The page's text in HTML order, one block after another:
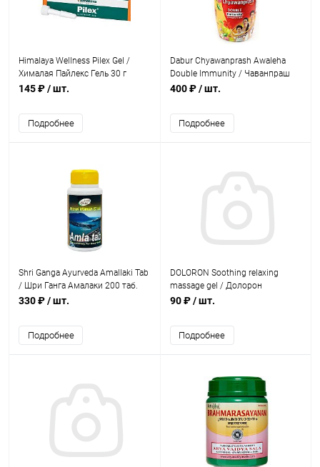
Himalaya Wellness Pilex Gel /
Хималая Пайлекс Гель 30 г
145 ₽/ шт.
Подробнее
Dabur Chyawanprash Awaleha
Double Immunity / Чаванпраш
Авалеха Специаль Двойной
400 ₽/ шт.
Подробнее
Shri Ganga Ayurveda Amallaki Tab
/ Шри Ганга Амалаки 200 таб.
330 ₽/ шт.
Подробнее
DOLORON Soothing relaxing
massage gel / Долорон
успокаивающий и
гель 45 г
90 ₽/ шт.
Подробнее